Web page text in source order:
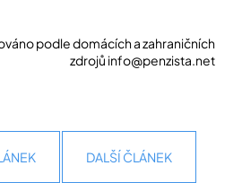
podle domácích a zahraničních
zdrojů info@penzista.net
DALŠÍ ČLÁNEK